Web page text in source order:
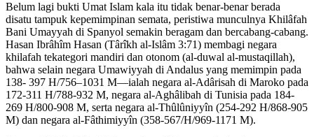
Belum lagi bukti Umat Islam kala itu tidak benar-benar berada
disatu tampuk kepemimpinan semata, peristiwa munculnya Khilâfah
Bani Umayyah di Spanyol semakin beragam dan bercabang-cabang.
Hasan Ibrâhîm Hasan (Târîkh al-Islâm 3:71) membagi negara
khilafah tekategori mandiri dan otonom (al-duwal al-mustaqillah),
bahwa selain negara Umawiyyah di Andalus yang memimpin pada
138- 397 H/756–1031 M—ialah negara al-Adârisah di Maroko pada
172-311 H/788-932 M, negara al-Aghâlibah di Tunisia pada 184-
269 H/800-908 M, serta negara al-Thûlûniyyîn (254-292 H/868-905
M) dan negara al-Fâthimiyyîn (358-567/H/969-1171 M).